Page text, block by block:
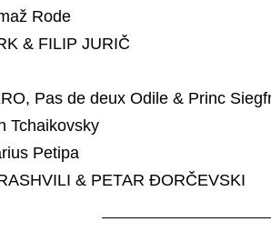
Rode
& FILIP JURIČ
Pas de deux Odile & Princ
Tchaikovsky
Petipa
& PETAR ĐORČEVSKI